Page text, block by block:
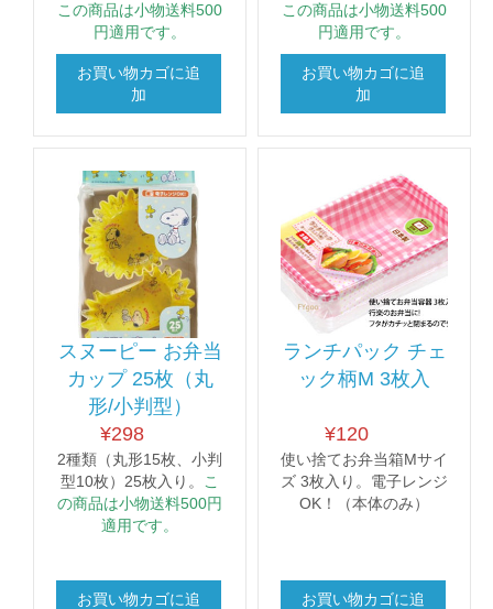
この商品は小物送料500
円適用です。
お買い物カゴに追
加
この商品は小物送料500
円適用です。
お買い物カゴに追
加
スヌーピー お弁当
カップ 25枚（丸
形/小判型）
¥298
2種類（丸形15枚、小判
型10枚）25枚入り。
こ
の商品は小物送料500円
適用です。
お買い物カゴに追
ランチパック チェ
ック柄M 3枚入
¥120
使い捨てお弁当箱Mサイ
ズ 3枚入り。電子レンジ
OK！（本体のみ）
お買い物カゴに追